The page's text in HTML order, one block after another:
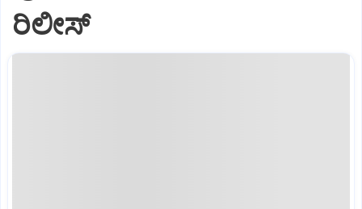
ರಿಲೀಸ್